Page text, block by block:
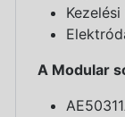
A Modular